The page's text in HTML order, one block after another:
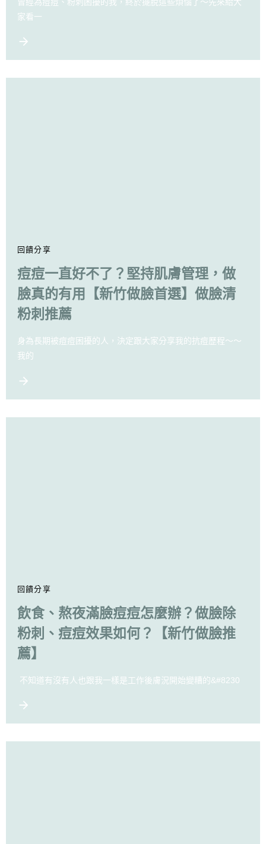
家看一
回饋分享
痘痘一直好不了？堅持肌膚管理，做
臉真的有用【新竹做臉首選】做臉清
粉刺推薦
身為長期被痘痘困擾的人，決定跟大家分享我的抗痘歷程～～
我的
回饋分享
飲食、熬夜滿臉痘痘怎麼辦？做臉除
粉刺、痘痘效果如何？【新竹做臉推
薦】
不知道有沒有人也跟我一樣是工作後膚況開始變糟的&#8230